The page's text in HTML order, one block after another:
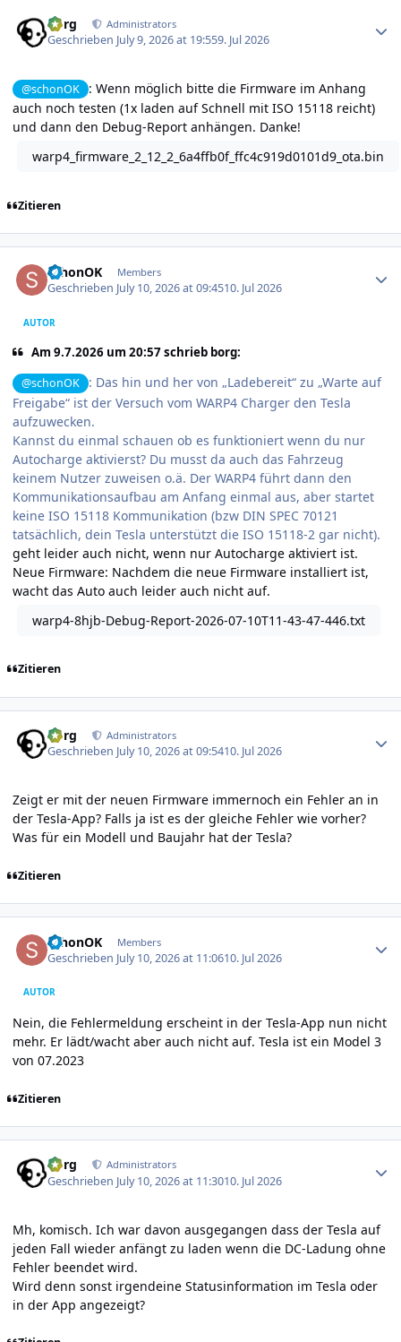
borg Administrators
Geschrieben July 9, 2026 at 19:559. Jul 2026
@schonOK
: Wenn möglich bitte die Firmware im Anhang
auch noch testen (1x laden auf Schnell mit ISO 15118 reicht)
und dann den Debug-Report anhängen. Danke!
warp4_firmware_2_12_2_6a4ffb0f_ffc4c919d0101d9_ota.bin
Zitieren
schonOK Members
Geschrieben July 10, 2026 at 09:4510. Jul 2026
AUTOR
Am 9.7.2026 um 20:57 schrieb borg:
@schonOK
: Das hin und her von „Ladebereit“ zu „Warte auf
Freigabe“ ist der Versuch vom WARP4 Charger den Tesla
aufzuwecken.
Kannst du einmal schauen ob es funktioniert wenn du nur
Autocharge aktivierst? Du musst da auch das Fahrzeug
keinem Nutzer zuweisen o.ä. Der WARP4 führt dann den
Kommunikationsaufbau am Anfang einmal aus, aber startet
keine ISO 15118 Kommunikation (bzw DIN SPEC 70121
tatsächlich, dein Tesla unterstützt die ISO 15118-2 gar nicht).
geht leider auch nicht, wenn nur Autocharge aktiviert ist.
Neue Firmware: Nachdem die neue Firmware installiert ist,
wacht das Auto auch leider auch nicht auf.
warp4-8hjb-Debug-Report-2026-07-10T11-43-47-446.txt
Zitieren
borg Administrators
Geschrieben July 10, 2026 at 09:5410. Jul 2026
Zeigt er mit der neuen Firmware immernoch ein Fehler an in
der Tesla-App? Falls ja ist es der gleiche Fehler wie vorher?
Was für ein Modell und Baujahr hat der Tesla?
Zitieren
schonOK Members
Geschrieben July 10, 2026 at 11:0610. Jul 2026
AUTOR
Nein, die Fehlermeldung erscheint in der Tesla-App nun nicht
mehr. Er lädt/wacht aber auch nicht auf. Tesla ist ein Model 3
von 07.2023
Zitieren
borg Administrators
Geschrieben July 10, 2026 at 11:3010. Jul 2026
Mh, komisch. Ich war davon ausgegangen dass der Tesla auf
jeden Fall wieder anfängt zu laden wenn die DC-Ladung ohne
Fehler beendet wird.
Wird denn sonst irgendeine Statusinformation im Tesla oder
in der App angezeigt?